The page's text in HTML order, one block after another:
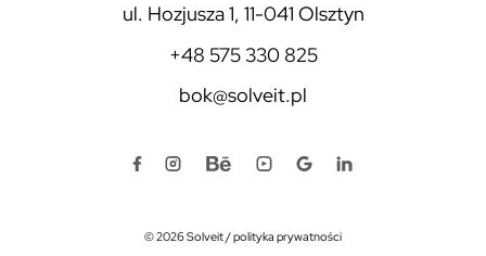
ul. Hozjusza 1, 11-041 Olsztyn
+48 575 330 825
bok@solveit.pl
© 2026 Solveit /polityka prywatności